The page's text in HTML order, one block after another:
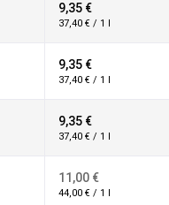
9,35 €
37,40 € / 1 l
9,35 €
37,40 € / 1 l
9,35 €
37,40 € / 1 l
11,00 €
44,00 € / 1 l